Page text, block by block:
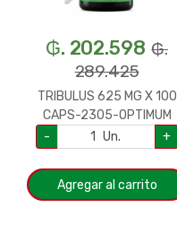
₲. 202.598 ₲.
289.425
TRIBULUS 625 MG X 100
CAPS-2305-OPTIMUM
-
Un. +
Agregar al carrito